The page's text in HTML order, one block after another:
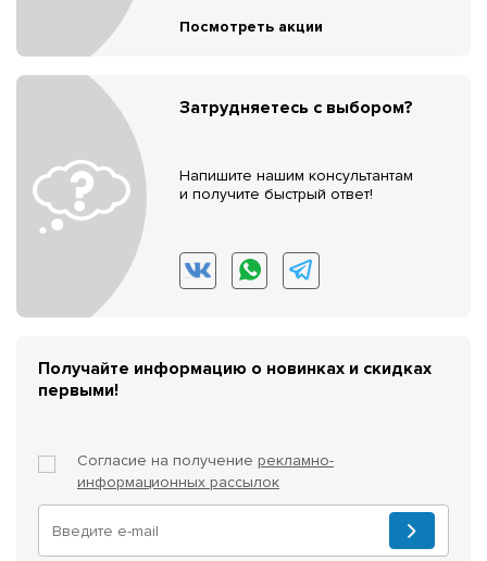
Посмотреть акции
Затрудняетесь с выбором?
Напишите нашим консультантам
и получите быстрый ответ!
Получайте информацию о новинках и скидках
первыми!
Согласие на получение рекламно-
информационных рассылок